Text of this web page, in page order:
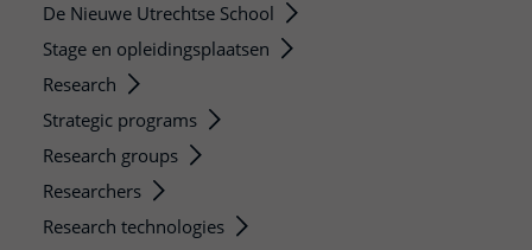
De Nieuwe Utrechtse School
Stage en opleidingsplaatsen
Research
Strategic programs
Research groups
Researchers
Research technologies